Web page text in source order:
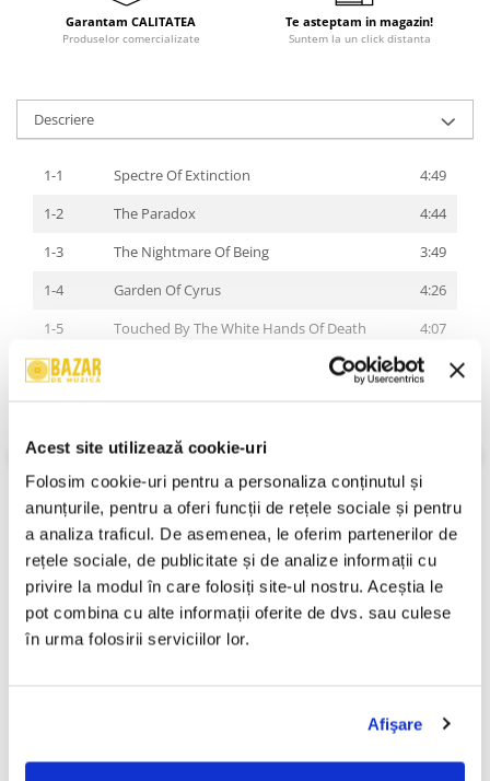
Acest site utilizează cookie-uri
Folosim cookie-uri pentru a personaliza conținutul și
anunțurile, pentru a oferi funcții de rețele sociale și pentru
a analiza traficul. De asemenea, le oferim partenerilor de
rețele sociale, de publicitate și de analize informații cu
privire la modul în care folosiți site-ul nostru. Aceștia le
pot combina cu alte informații oferite de dvs. sau culese
în urma folosirii serviciilor lor.
Afişare
Garantam CALITATEA
Produselor comercializate
Te asteptam in magazin!
Suntem la un click distanta
Descriere
1-1 Spectre Of Extinction
4:49
1-2
The Paradox
4:44
1-3
The Nightmare Of Being
3:49
1-4
Garden Of Cyrus
4:26
1-5
Touched By The White Hands Of Death
4:07
1-6
6:45
1-8
The Abstract Enthroned
1-9
Cosmic Pessimism
4:32
1-
10
Eternal Winter Of Reason 3:38
Live
2-1
Red (Live At Roadburn)
3:22
The Burning Darkness (Live At Roadburn)
2:29
VEZI MAI MULT
Stare Coperta:Mint
Stare Disc:Mint
Gen:
Stil:Melodic Death Metal
An Lansare:An Lansare:
Informatii conformitate produs
Review-uri(0)